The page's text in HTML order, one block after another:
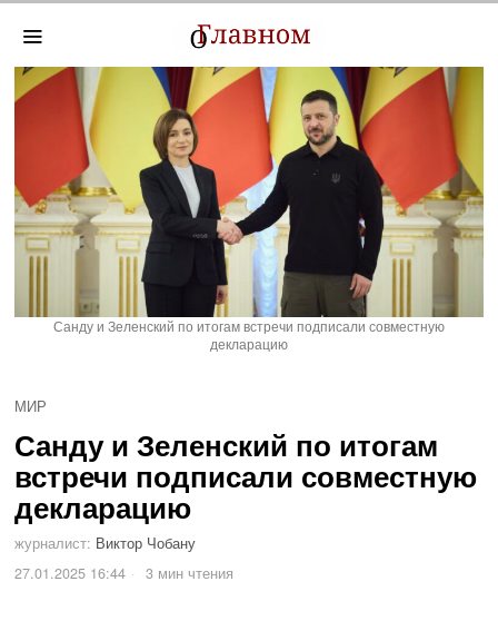
Санду и Зеленский по итогам встречи подписали совместную
декларацию
МИР
Санду и Зеленский по итогам
встречи подписали совместную
декларацию
журналист: Виктор Чобану
27.01.2025 16:44
3 мин чтения